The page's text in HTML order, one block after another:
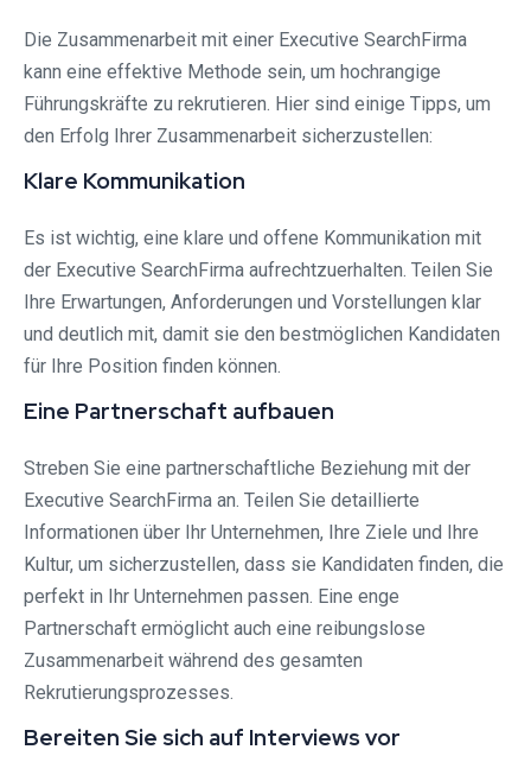
Die Zusammenarbeit mit einer Executive SearchFirma
kann eine effektive Methode sein, um hochrangige
Führungskräfte zu rekrutieren. Hier sind einige Tipps, um
den Erfolg Ihrer Zusammenarbeit sicherzustellen:
Klare Kommunikation
Es ist wichtig, eine klare und offene Kommunikation mit
der Executive SearchFirma aufrechtzuerhalten. Teilen Sie
Ihre Erwartungen, Anforderungen und Vorstellungen klar
und deutlich mit, damit sie den bestmöglichen Kandidaten
für Ihre Position finden können.
Eine Partnerschaft aufbauen
Streben Sie eine partnerschaftliche Beziehung mit der
Executive SearchFirma an. Teilen Sie detaillierte
Informationen über Ihr Unternehmen, Ihre Ziele und Ihre
Kultur, um sicherzustellen, dass sie Kandidaten finden, die
perfekt in Ihr Unternehmen passen. Eine enge
Partnerschaft ermöglicht auch eine reibungslose
Zusammenarbeit während des gesamten
Rekrutierungsprozesses.
Bereiten Sie sich auf Interviews vor